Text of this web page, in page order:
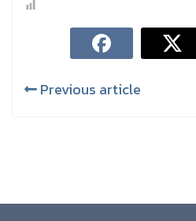
Previous article